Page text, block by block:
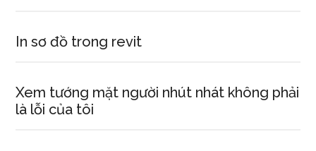
In sơ đồ trong revit
Xem tướng mặt người nhút nhát không phải
là lỗi của tôi